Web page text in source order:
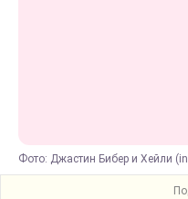
Фото: Джастин Бибер и Хейли